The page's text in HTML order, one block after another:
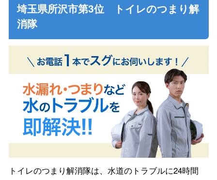
埼玉県所沢市第3位 トイレのつまり解
消隊
トイレのつまり解消隊は、水道のトラブルに24時間